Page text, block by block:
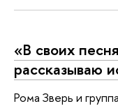
«В своих
рассказываю
Рома Зверь и